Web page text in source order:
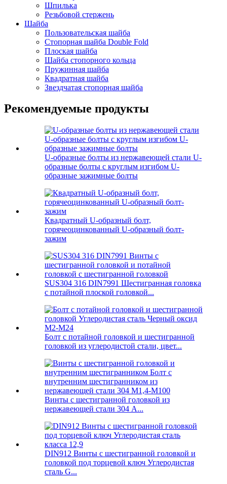
Шпилька
Резьбовой стержень
Шайба
Пользовательская шайба
Стопорная шайба Double Fold
Плоская шайба
Шайба стопорного кольца
Пружинная шайба
Квадратная шайба
Звездчатая стопорная шайба
Рекомендуемые продукты
U-образные болты из нержавеющей стали U-
образные болты с круглым изгибом U-
образные зажимные болты
Квадратный U-образный болт,
горячеоцинкованный U-образный болт-
зажим
SUS304 316 DIN7991 Шестигранная головка
с потайной плоской головкой...
Болт с потайной головкой и шестигранной
головкой из углеродистой стали, цвет...
Винты с шестигранной головкой из
нержавеющей стали 304 A...
DIN912 Винты с шестигранной головкой и
головкой под торцевой ключ Углеродистая
сталь G...